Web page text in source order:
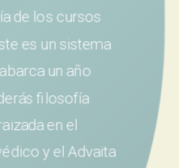
de los cursos
es un sistema
un año
filosofía
en el
y el Advaita